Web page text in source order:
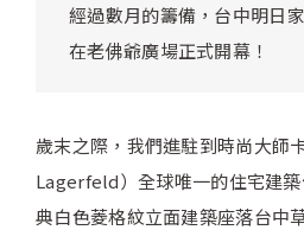
經過數月的籌備，台中明日
在老佛爺廣場正式開幕！
歲末之際，我們進駐到時尚大師
Lagerfeld）全球唯一的住宅建
典白色菱格紋立面建築座落台中